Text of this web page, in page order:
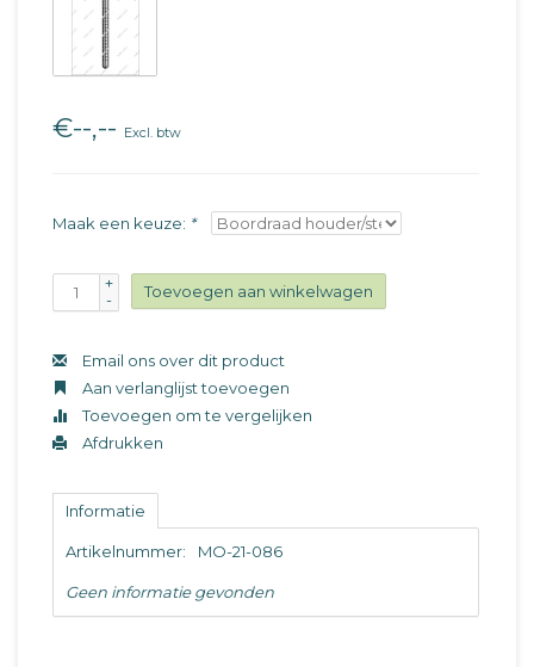
€--,-- Excl. btw
Maak een keuze: *
+
-
Toevoegen aan winkelwagen
Email ons over dit product
Aan verlanglijst toevoegen
Toevoegen om te vergelijken
Afdrukken
Informatie
Artikelnummer: MO-21-086
Geen informatie gevonden